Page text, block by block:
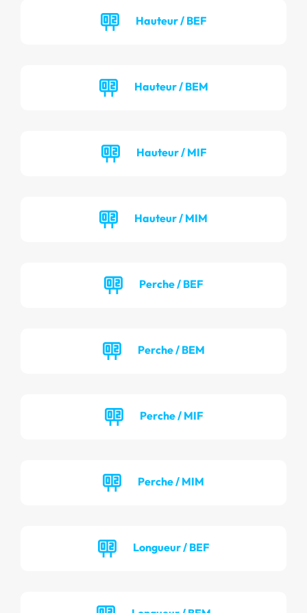
Hauteur / BEF
Hauteur / BEM
Hauteur / MIF
Hauteur / MIM
Perche / BEF
Perche / BEM
Perche / MIF
Perche / MIM
Longueur / BEF